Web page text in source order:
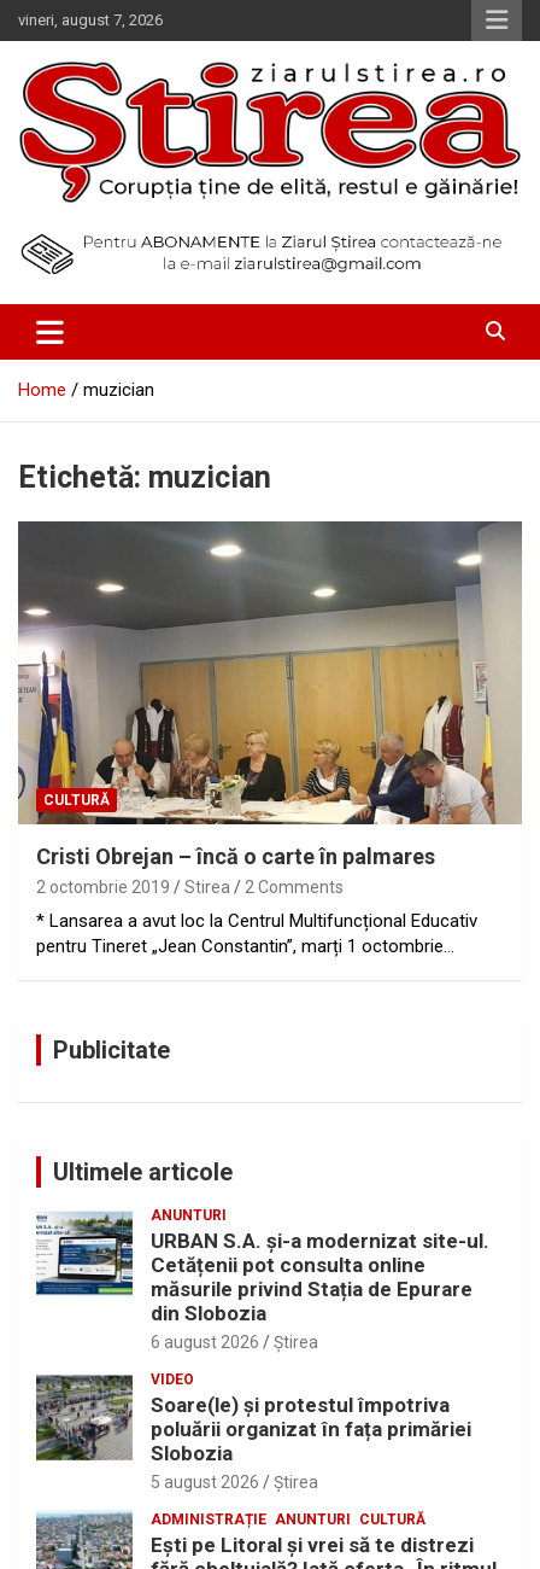
Skip
to
content
vineri, august 7, 2026
Ziarul Știrea
Home muzician
Etichetă: muzician
CULTURĂ
Cristi Obrejan – încă o carte în palmares
2 octombrie 2019 Stirea 2 Comments
* Lansarea a avut loc la Centrul Multifuncțional Educativ
pentru Tineret „Jean Constantin”, marți 1 octombrie…
Publicitate
Ultimele articole
ANUNTURI
URBAN S.A. și-a modernizat site-ul.
Cetățenii pot consulta online
măsurile privind Stația de Epurare
din Slobozia
6 august 2026 Ştirea
VIDEO
Soare(le) și protestul împotriva
poluării organizat în fața primăriei
Slobozia
5 august 2026 Ştirea
ADMINISTRAȚIE ANUNTURI CULTURĂ
Eşti pe Litoral şi vrei să te distrezi